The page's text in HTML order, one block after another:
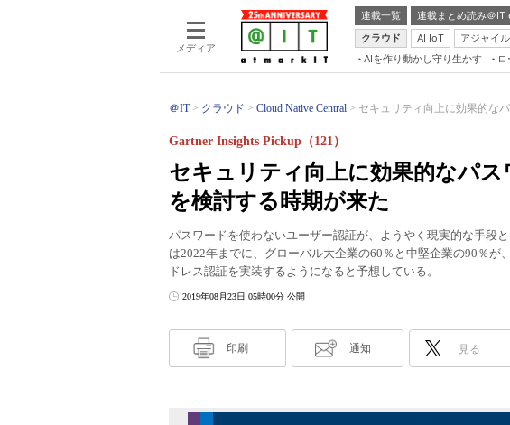
メディア
連載一覧 連載まとめ読み＠IT
クラウド
AI IoT アジャイ
AIを作り動かし守り生かす
＠IT クラウド Cloud Native Central セキュリティ向上に効果的な
セキュリティ向上に効果的なパス
を検討する時期が来た
Gartner Insights Pickup（121）
パスワードを使わないユーザー認証が、ようやく現実的な手段
は2022年までに、グローバル大企業の60％と中堅企業の90％が
ドレス認証を実装するようになると予想している。
2019年08月23日 05時00分 公開
印刷 通知 見る